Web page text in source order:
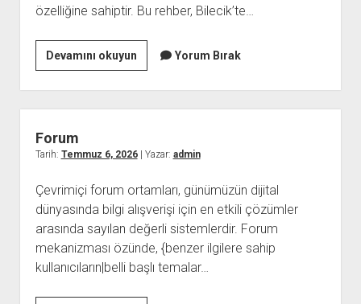
özelliğine sahiptir. Bu rehber, Bilecik’te…
Devamını okuyunBilecik
Gezi
Rehberi
Osmanlinin
Yer
Yorum Bırak
Forum
Tarih: Temmuz 6, 2026| Yazar: admin
Çevrimiçi forum ortamları, günümüzün dijital
dünyasında bilgi alışverişi için en etkili çözümler
arasında sayılan değerli sistemlerdir. Forum
mekanizması özünde, {benzer ilgilere sahip
kullanıcıların|belli başlı temalar…